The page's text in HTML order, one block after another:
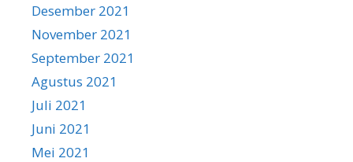
Desember 2021
November 2021
September 2021
Agustus 2021
Juli 2021
Juni 2021
Mei 2021